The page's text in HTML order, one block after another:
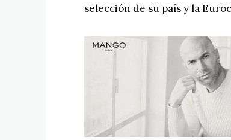
selección de su país y la